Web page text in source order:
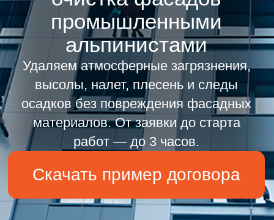
работ — до 3 часов.
Скачать пример договора
Главная Очистка фасадов
ЦЕНА НИЖЕ
Нашли предложение дешевле? Отправьте
нам коммерческое предложение от другой
компании —
и получите более выгодные